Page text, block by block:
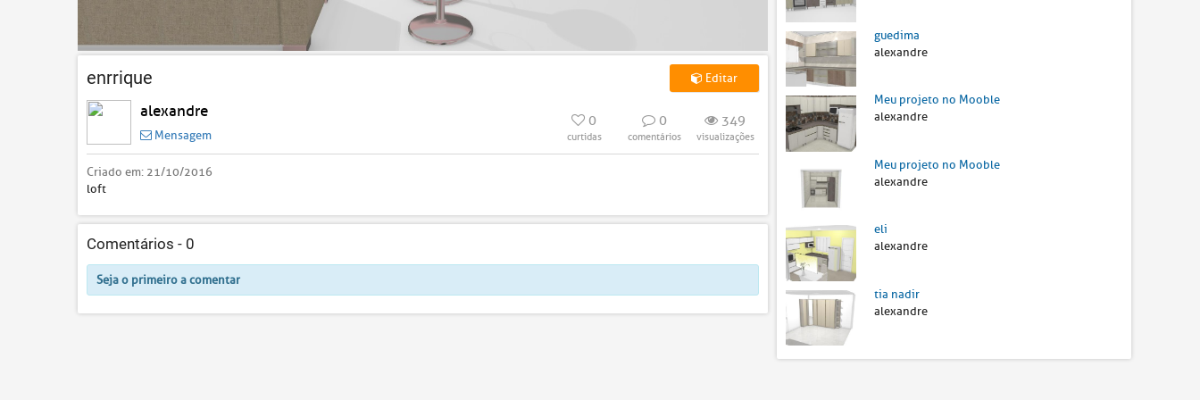
enrrique Editar
alexandre
Mensagem
0
curtidas
0
comentários
349
visualizações
Criado em: 21/10/2016
loft
Comentários - 0
Seja o primeiro a comentar
guedima
alexandre
Meu projeto no Mooble
alexandre
Meu projeto no Mooble
alexandre
eli
alexandre
tia nadir
alexandre